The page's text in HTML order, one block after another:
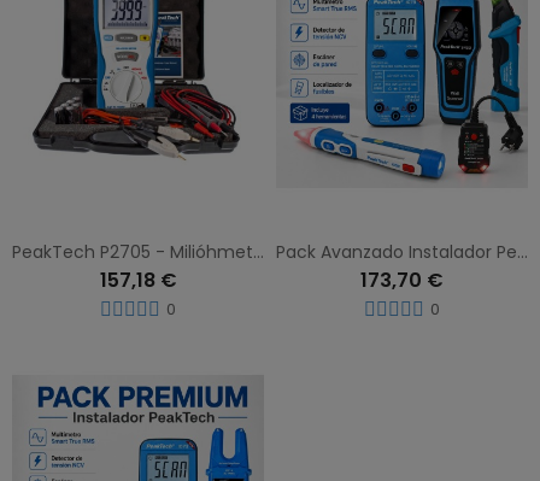
PeakTech P2705 - Milióhmetro digital 4.000 cuentas, 400 mω/4/40/ω
157,18 €
0
Pack Avanzado Instalador PeakTech con Multímetro, Detector NCV, Escáner de Pared y Localizador de Fusibles
173,70 €
0